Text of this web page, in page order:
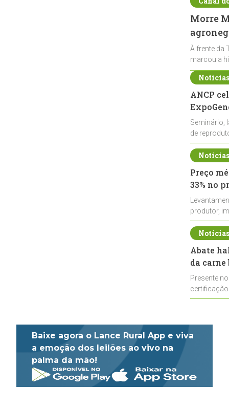
Morre
À frente da
marcou a
ANCP
Seminário,
de
durante a
Preço
33% no
produtor,
de leite cru
Abate
da
Presente
Baixe agora o Lance Rural App e viva
a emoção dos leilões ao vivo na
palma da mão!